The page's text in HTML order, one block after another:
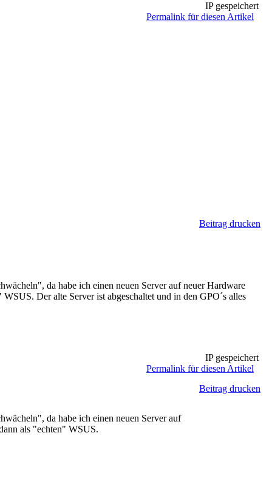
IP gespeichert
Permalink für diesen Artikel
Beitrag drucken
da habe ich einen neuen Server auf neuer Hardware
Der alte Server ist abgeschaltet und in den GPO´s alles
IP gespeichert
Permalink für diesen Artikel
Beitrag drucken
da habe ich einen neuen Server auf
als "echten" WSUS.